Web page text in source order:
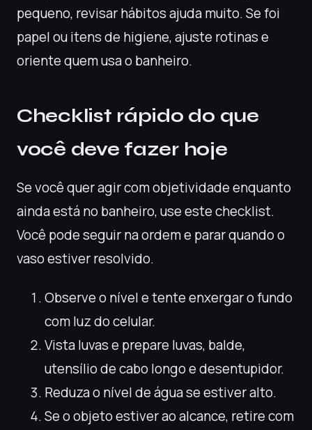
pequeno, revisar hábitos ajuda muito. Se foi
papel ou itens de higiene, ajuste rotinas e
oriente quem usa o banheiro.
Checklist rápido do que
você deve fazer hoje
Se você quer agir com objetividade enquanto
ainda está no banheiro, use este checklist.
Você pode seguir na ordem e parar quando o
vaso estiver resolvido.
Observe o nível e tente enxergar o fundo
com luz do celular.
Vista luvas e prepare luvas, balde,
utensílio de cabo longo e desentupidor.
Reduza o nível de água se estiver alto.
Se o objeto estiver ao alcance, retire com